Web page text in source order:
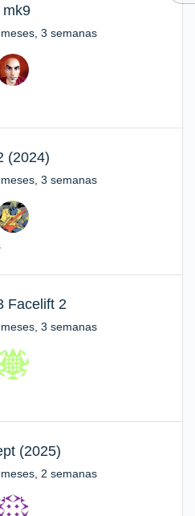
mk9
3 semanas
(2024)
3 semanas
Facelift 2
3 semanas
(2025)
2 semanas